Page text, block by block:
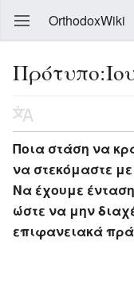
OrthodoxWiki
Ποια στάση να
να στεκόμαστε
Να έχουμε
ώστε να μην
επιφανειακά